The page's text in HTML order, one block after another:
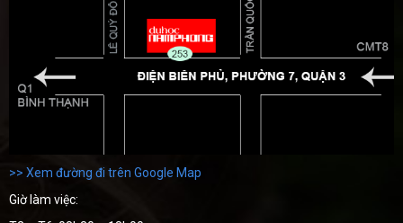
>> Xem đường đi trên Google Map
Giờ làm việc: